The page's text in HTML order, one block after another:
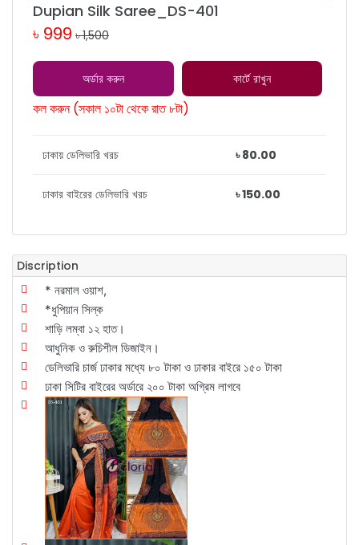
Dupian Silk Saree_DS-401
৳ 999 ৳ 1,500
অর্ডার করুন কার্টে রাখুন
কল করুন (সকাল ১০টা থেকে রাত ৮টা)
ঢাকায় ডেলিভারি খরচ ৳ 80.00
ঢাকার বাইরের ডেলিভারি খরচ ৳ 150.00
Discription
* নরমাল ওয়াশ,
*ধুপিয়ান সিল্ক
শাড়ি লম্বা ১২ হাত।
আধুনিক ও রুচিশীল ডিজাইন।
ডেলিভারি চার্জ ঢাকার মধ্যে ৮০ টাকা ও ঢাকার বাইরে ১৫০ টাকা
ঢাকা সিটির বাইরের অর্ডারে ২০০ টাকা অগ্রিম লাগবে